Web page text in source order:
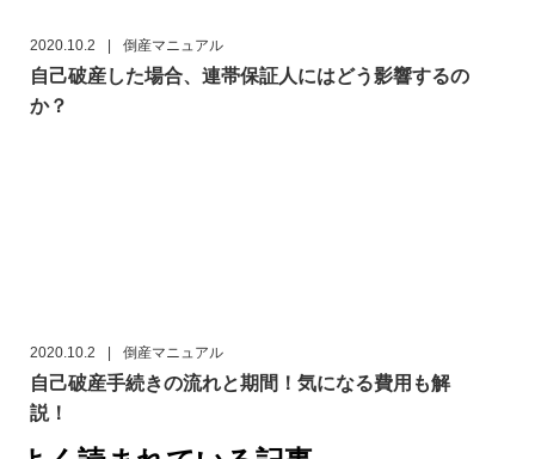
2020.10.2 | 倒産マニュアル
自己破産した場合、連帯保証人にはどう影響するの
か？
2020.10.2 | 倒産マニュアル
自己破産手続きの流れと期間！気になる費用も解
説！